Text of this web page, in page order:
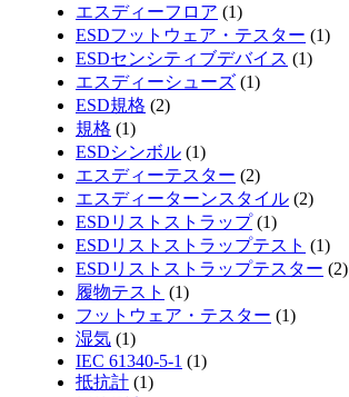
エスディーフロア (1)
ESDフットウェア・テスター (1)
ESDセンシティブデバイス (1)
エスディーシューズ (1)
ESD規格 (2)
規格 (1)
ESDシンボル (1)
エスディーテスター (2)
エスディーターンスタイル (2)
ESDリストストラップ (1)
ESDリストストラップテスト (1)
ESDリストストラップテスター (2)
履物テスト (1)
フットウェア・テスター (1)
湿気 (1)
IEC 61340-5-1 (1)
抵抗計 (1)